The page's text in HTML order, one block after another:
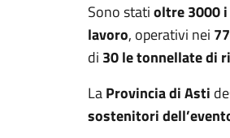
Sono statioltre 3000
lavoro, operativi nei
di 30 le tonnellate di
LaProvincia di Asti
sostenitori